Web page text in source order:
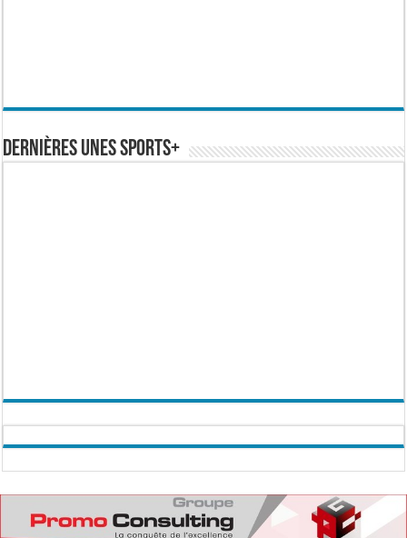
Dernières Unes Sports+